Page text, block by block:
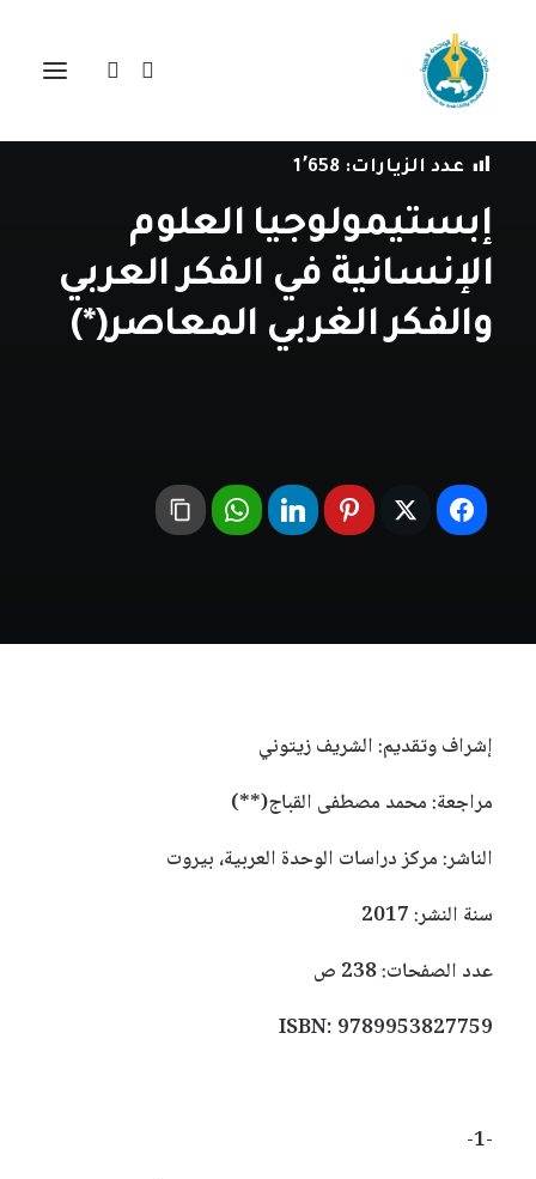
فيمراجعة اصدارات
عدد الزيارات: 1٬658
إبستيمولوجيا العلوم
الإنسانية في الفكر العربي
والفكر الغربي المعاصر(*)
إشراف وتقديم: الشريف زيتوني
مراجعة: محمد مصطفى القباج(**)
الناشر: مركز دراسات الوحدة العربية، بيروت
سنة النشر: 2017
عدد الصفحات: 238 ص
ISBN: 9789953827759
-1-